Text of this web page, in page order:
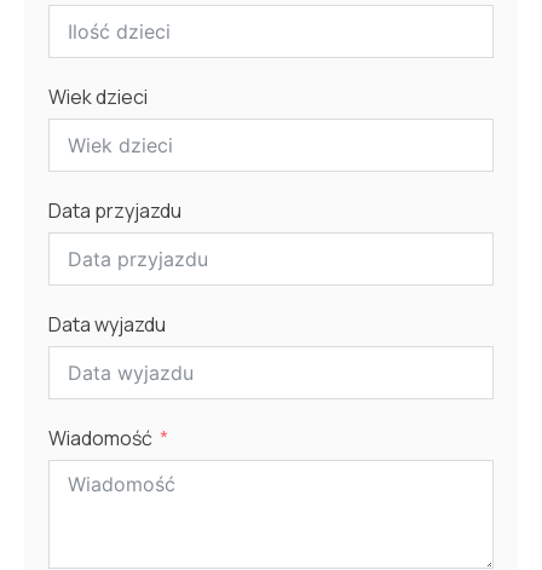
Wiek dzieci
Data przyjazdu
Data wyjazdu
Wiadomość